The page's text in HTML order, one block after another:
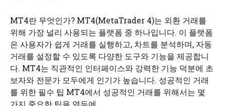
MT4란 무엇인가? MT4(MetaTrader 4)는 외환 거래를
위해 가장 널리 사용되는 플랫폼 중 하나입니다. 이 플랫폼
은 사용자가 쉽게 거래를 실행하고, 차트를 분석하며, 자동
거래를 설정할 수 있도록 다양한 도구와 기능을 제공합니
다. MT4는 직관적인 인터페이스와 강력한 기능 덕분에 초
보자와 전문가 모두에게 인기가 높습니다. 성공적인 거래
를 위한 필수 팁 MT4에서 성공적인 거래를 위해서는 몇
가지 중요한 팁을 염두에 ...